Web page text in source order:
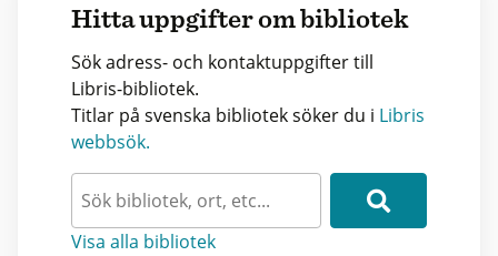
Hitta uppgifter om bibliotek
Sök adress- och kontaktuppgifter till
Libris-bibliotek.
Titlar på svenska bibliotek söker du i Libris
webbsök.
Visa alla bibliotek